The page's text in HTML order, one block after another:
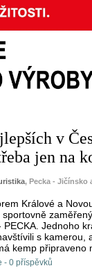
v
jen na
, Pecka - Jičínsko
Králové a
PECKA. Jednoho
s kamerou,
kemp připraveno
- 0 příspěvků